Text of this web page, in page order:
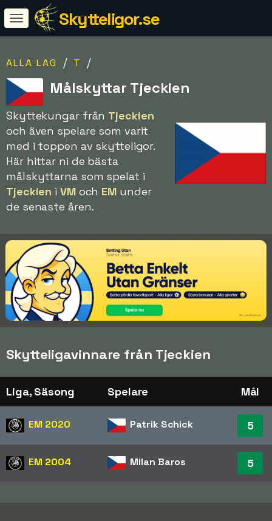
Skytteligor.se
ALLA LAG / T /
Målskyttar Tjeckien
Skyttekungar från Tjeckien
och även spelare som varit
med i toppen av skytteligor.
Här hittar ni de bästa
målskyttarna som spelat i
Tjeckien i VMoch EM under
de senaste åren.
Skytteligavinnare från Tjeckien
Liga, Säsong Spelare Mål
EM 2020 Patrik Schick 5
EM 2004 Milan Baros 5